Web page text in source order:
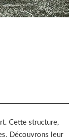
Cette structure,
Découvrons leur